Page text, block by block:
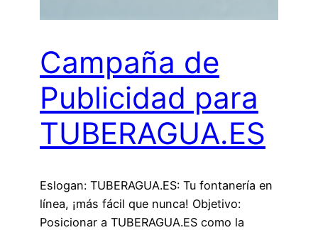
Campaña de
Publicidad para
TUBERAGUA.ES
Eslogan: TUBERAGUA.ES: Tu fontanería en
línea, ¡más fácil que nunca! Objetivo:
Posicionar a TUBERAGUA.ES como la